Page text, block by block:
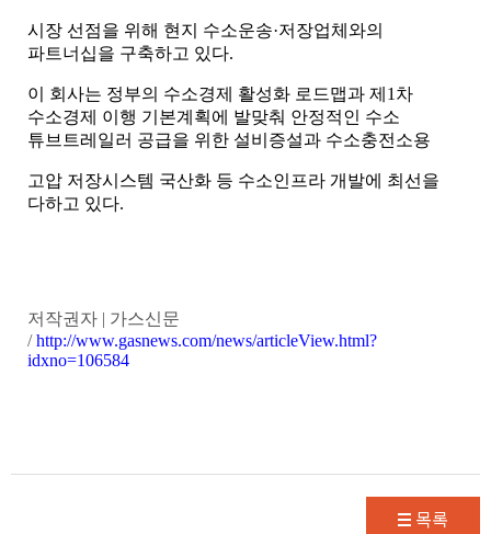
시장 선점을 위해 현지 수소운송·저장업체와의
파트너십을 구축하고 있다.
이 회사는 정부의 수소경제 활성화 로드맵과 제 1 차
수소경제 이행 기본계획에 발맞춰 안정적인 수소
튜브트레일러 공급을 위한 설비증설과 수소충전소용
고압 저장시스템 국산화 등 수소인프라 개발에 최선을
다하고 있다.
저작권자 | 가스신문
/http://www.gasnews.com/news/articleView.html?
idxno=106584
목록